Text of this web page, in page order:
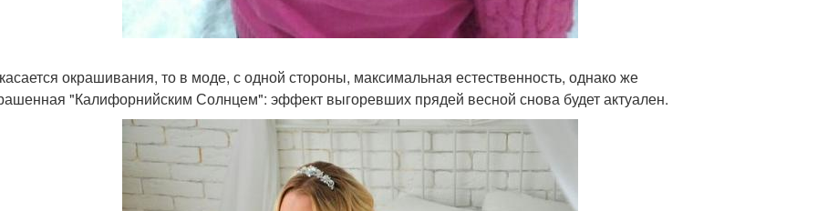
окрашивания, то в моде, с одной стороны, максимальная естественность, однако же
"Калифорнийским Солнцем": эффект выгоревших прядей весной снова будет актуален.